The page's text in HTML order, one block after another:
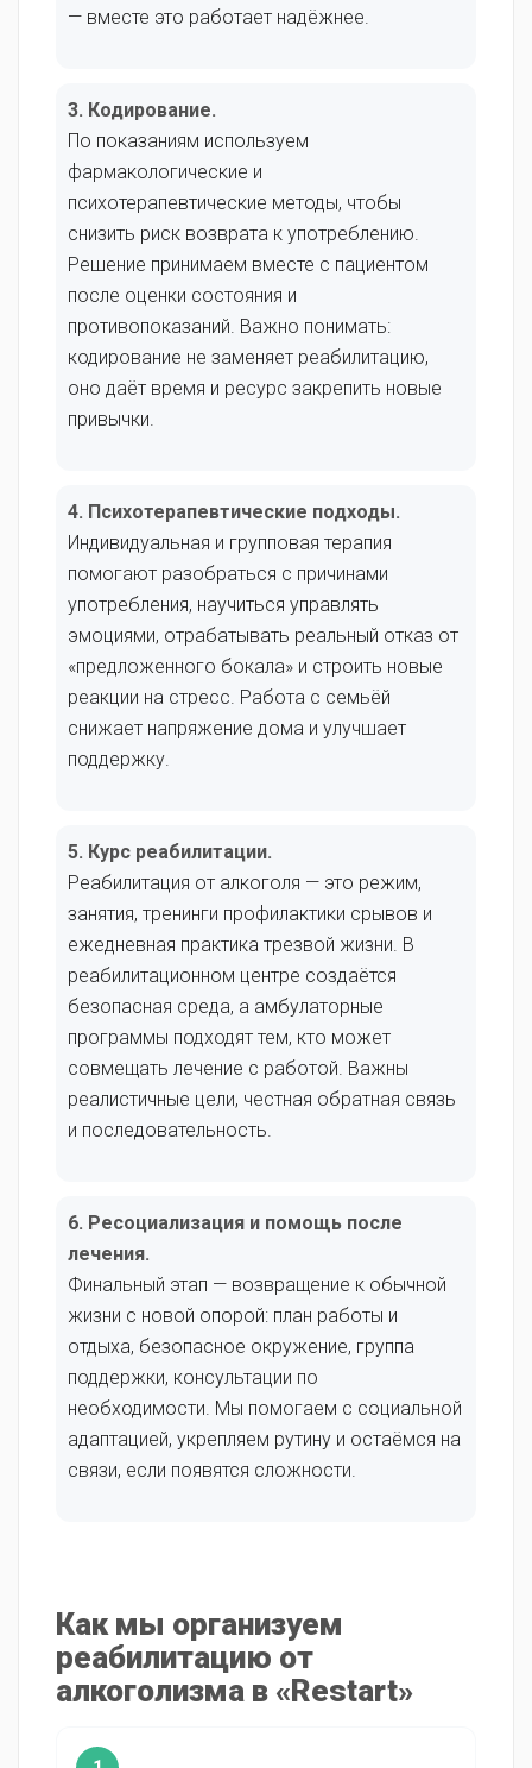
— вместе это работает надёжнее.
3. Кодирование.
По показаниям используем
фармакологические и
психотерапевтические методы, чтобы
снизить риск возврата к употреблению.
Решение принимаем вместе с пациентом
после оценки состояния и
противопоказаний. Важно понимать:
кодирование не заменяет реабилитацию,
оно даёт время и ресурс закрепить новые
привычки.
4. Психотерапевтические подходы.
Индивидуальная и групповая терапия
помогают разобраться с причинами
употребления, научиться управлять
эмоциями, отрабатывать реальный отказ от
«предложенного бокала» и строить новые
реакции на стресс. Работа с семьёй
снижает напряжение дома и улучшает
поддержку.
5. Курс реабилитации.
Реабилитация от алкоголя — это режим,
занятия, тренинги профилактики срывов и
ежедневная практика трезвой жизни. В
реабилитационном центре создаётся
безопасная среда, а амбулаторные
программы подходят тем, кто может
совмещать лечение с работой. Важны
реалистичные цели, честная обратная связь
и последовательность.
6. Ресоциализация и помощь после
лечения.
Финальный этап — возвращение к обычной
жизни с новой опорой: план работы и
отдыха, безопасное окружение, группа
поддержки, консультации по
необходимости. Мы помогаем с социальной
адаптацией, укрепляем рутину и остаёмся на
связи, если появятся сложности.
Как мы организуем
реабилитацию от
алкоголизма в «Restart»